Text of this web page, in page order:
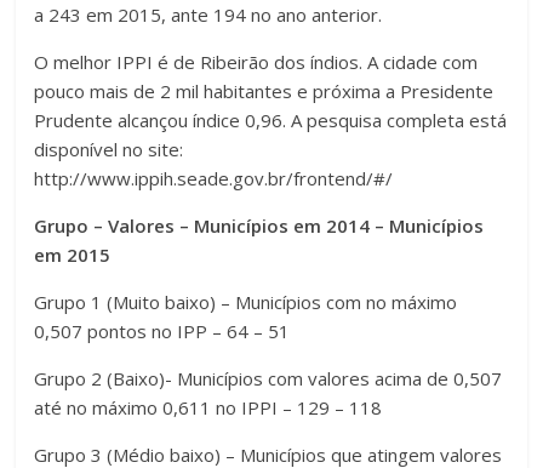
a 243 em 2015, ante 194 no ano anterior.
O melhor IPPI é de Ribeirão dos índios. A cidade com
pouco mais de 2 mil habitantes e próxima a Presidente
Prudente alcançou índice 0,96. A pesquisa completa está
disponível no site:
http://www.ippih.seade.gov.br/frontend/#/
Grupo – Valores – Municípios em 2014 – Municípios
em 2015
Grupo 1 (Muito baixo) – Municípios com no máximo
0,507 pontos no IPP – 64 – 51
Grupo 2 (Baixo)- Municípios com valores acima de 0,507
até no máximo 0,611 no IPPI – 129 – 118
Grupo 3 (Médio baixo) – Municípios que atingem valores